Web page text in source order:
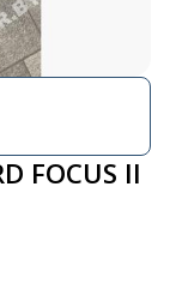
FOCUS II